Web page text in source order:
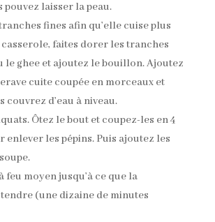
pouvez laisser la peau.
fines afin qu’elle cuise plus
casserole, faites dorer les tranches
le ghee et ajoutez le bouillon. Ajoutez
cuite coupée en morceaux et
couvrez d’eau à niveau.
Ôtez le bout et coupez-les en 4
enlever les pépins. Puis ajoutez les
feu moyen jusqu’à ce que la
(une dizaine de minutes